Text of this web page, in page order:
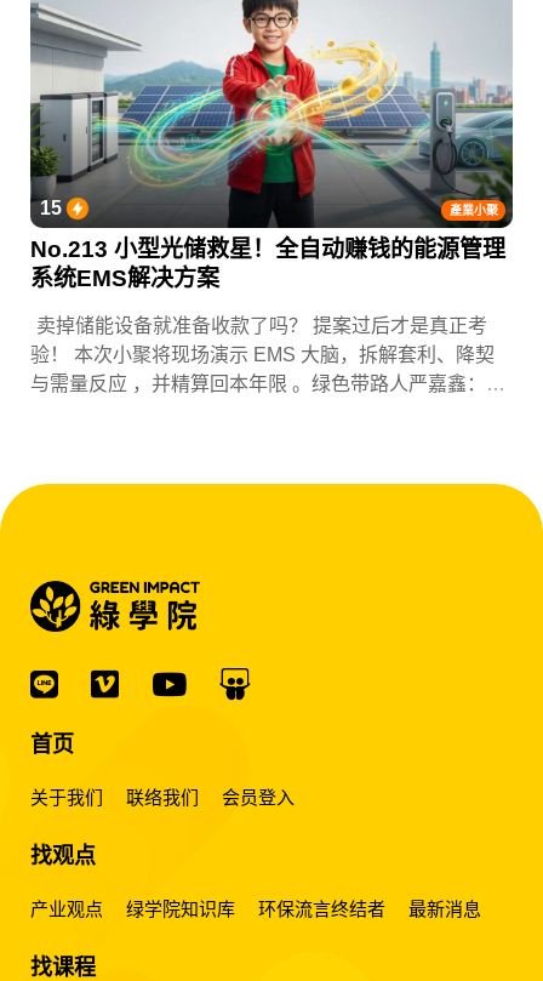
產業小聚
15
No.213 小型光储救星！全自动赚钱的能源管理
系统EMS解决方案
卖掉储能设备就准备收款了吗？ 提案过后才是真正考
验！ 本次小聚将现场演示 EMS 大脑，拆解套利、降契
与需量反应 ，并精算回本年限 。绿色带路人严嘉鑫：
首页
关于我们 联络我们 会员登入
找观点
产业观点 绿学院知识库 环保流言终结者 最新消息
找课程